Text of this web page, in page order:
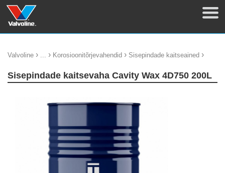
Valvoline › ... › Korosioonitõrjevahendid › Sisepindade kaitseained ›
Sisepindade kaitsevaha Cavity Wax 4D750 200L